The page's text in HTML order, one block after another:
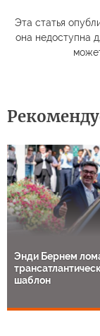
Эта статья
она недоступна
Энди Бернем
шаблон